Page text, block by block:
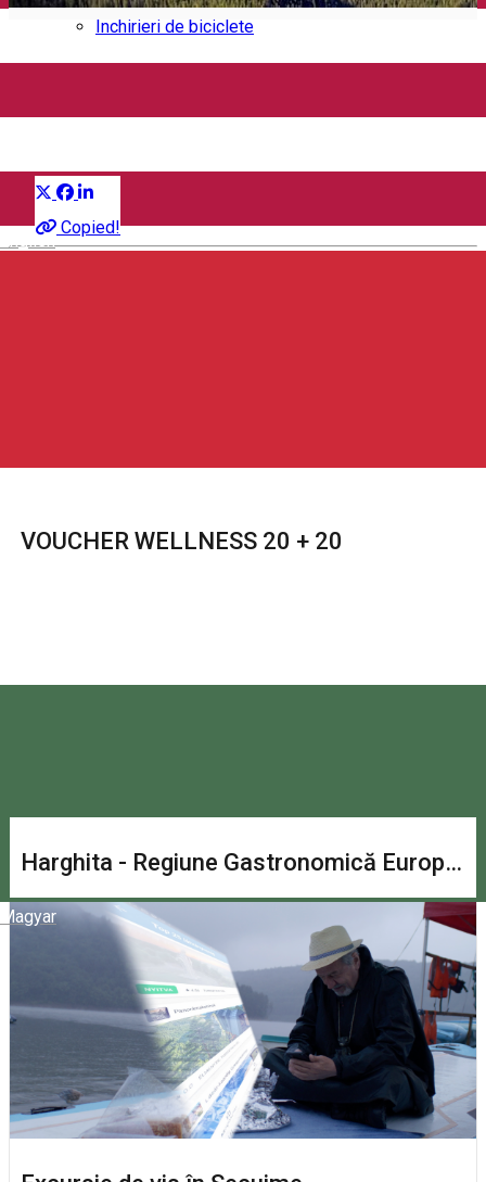
English
Magyar
Închirieri auto
Închirieri de biciclete
Încearcă-le
Grup de sugestii
Copied!
Despre
VOUCHER WELLNESS 20 + 20
Harghita - Regiune Gastronomică Europeană 2027